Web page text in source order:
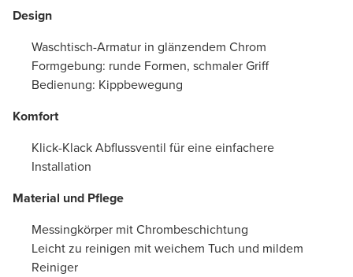
Design
Waschtisch-Armatur in glänzendem Chrom
Formgebung: runde Formen, schmaler Griff
Bedienung: Kippbewegung
Komfort
Klick-Klack Abflussventil für eine einfachere
Installation
Material und Pflege
Messingkörper mit Chrombeschichtung
Leicht zu reinigen mit weichem Tuch und mildem
Reiniger